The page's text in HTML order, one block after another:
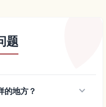
题
的地方？ keyboard_arrow_down